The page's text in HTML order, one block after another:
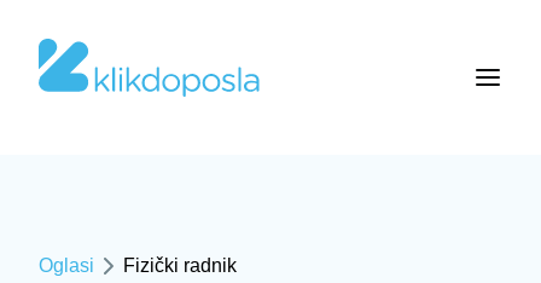
Oglasi Fizički radnik